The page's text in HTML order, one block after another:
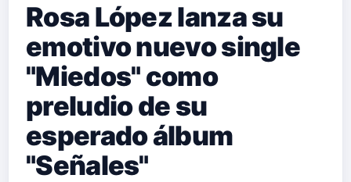
Rosa López lanza su
emotivo nuevo single
"Miedos" como
preludio de su
esperado álbum
"Señales"